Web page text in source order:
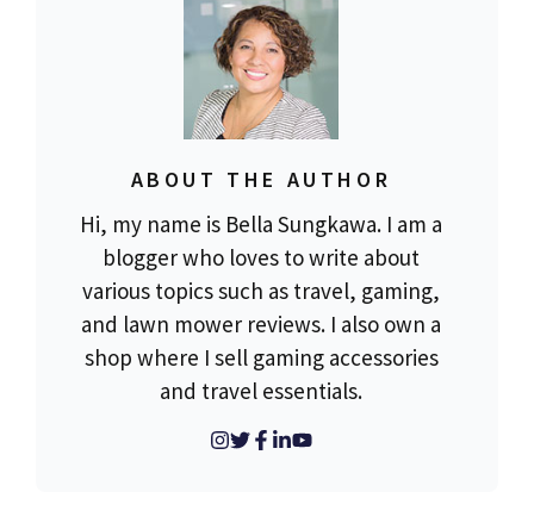
ABOUT THE AUTHOR
Hi, my name is Bella Sungkawa. I am a
blogger who loves to write about
various topics such as travel, gaming,
and lawn mower reviews. I also own a
shop where I sell gaming accessories
and travel essentials.